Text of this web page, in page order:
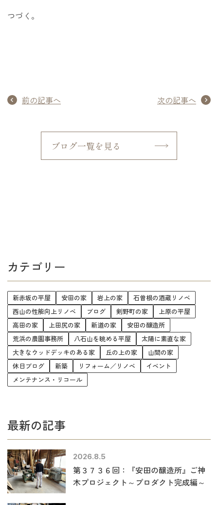
つづく。
前の記事へ 次の記事へ
ブログ一覧を見る
カテゴリー
新赤坂の平屋 安田の家 岩上の家
石曽根の酒蔵リノベ
西山の性能向上リノベ
ブログ 剣野町の家
上原の平屋
高田の家
上田尻の家 新道の家
安田の醸造所
荒浜の農園事務所
八石山を眺める平屋
太陽に素直な家
大きなウッドデッキのある家
丘の上の家
山間の家
休日ブログ
新築 リフォーム／リノベ
イベント
メンテナンス・リコール
最新の記事
2026.8.5
第３７３６回：『安田の醸造所』ご神
木プロジェクト～プロダクト完成編～